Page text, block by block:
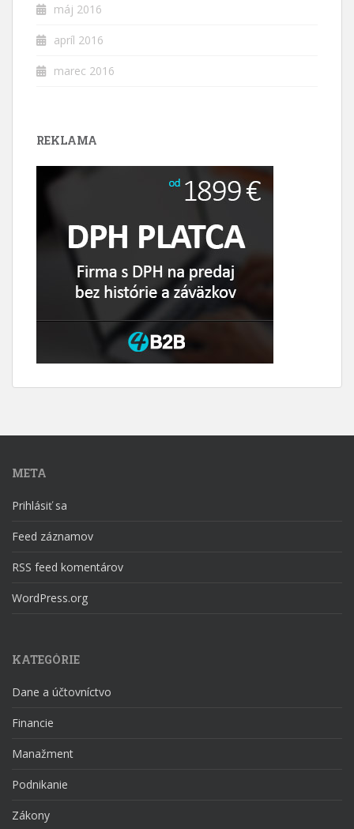
máj 2016
apríl 2016
marec 2016
REKLAMA
META
Prihlásiť sa
Feed záznamov
RSS feed komentárov
WordPress.org
KATEGÓRIE
Dane a účtovníctvo
Financie
Manažment
Podnikanie
Zákony